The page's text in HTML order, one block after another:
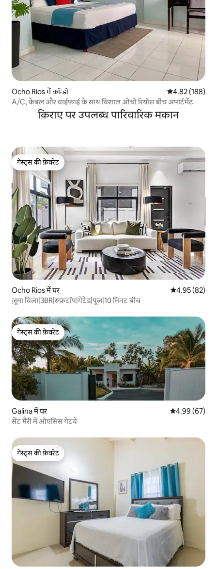
Ocho Rios में कॉन्डो औसत रेटिंग 5 में से
4.82 (188)
A/C, केबल और वाईफ़ाई के साथ विशाल ओचो रियोस बीच अपार्टमेंट
किराए पर उपलब्ध पारिवारिक मकान
गेस्ट्स की फ़ेवरेट
गेस्ट्स की फ़ेवरेट
Ocho Rios में घर औसत रेटिंग 5 में
4.95 (82)
ज़ूमा विला|3BR|रूफ़टॉप|गेटेड|पूल|10 मिनट बीच
गेस्ट्स की फ़ेवरेट
गेस्ट्स की फ़ेवरेट
Galina में घर औसत रेटिंग 5 में
4.99 (67)
सेंट मैरी में ओएसिस गेटवे
गेस्ट्स की फ़ेवरेट
गेस्ट्स की फ़ेवरेट